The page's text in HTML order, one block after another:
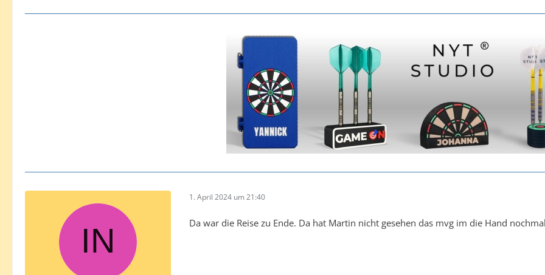
1. April 2024 um 21:40
Da war die Reise zu Ende. Da hat Martin nicht gesehen das mvg im die Hand